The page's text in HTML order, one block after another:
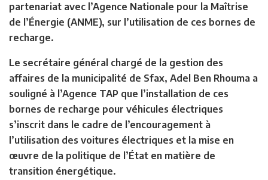
partenariat avec l’Agence Nationale pour la Maîtrise
de l’Énergie (ANME), sur l’utilisation de ces bornes de
recharge.
Le secrétaire général chargé de la gestion des
affaires de la municipalité de Sfax, Adel Ben Rhouma a
souligné à l’Agence TAP que l’installation de ces
bornes de recharge pour véhicules électriques
s’inscrit dans le cadre de l’encouragement à
l’utilisation des voitures électriques et la mise en
œuvre de la politique de l’État en matière de
transition énergétique.